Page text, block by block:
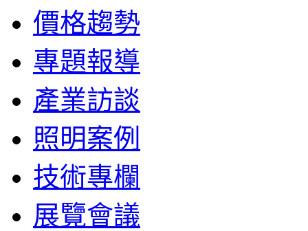
價格趨勢
專題報導
產業訪談
照明案例
技術專欄
展覽會議